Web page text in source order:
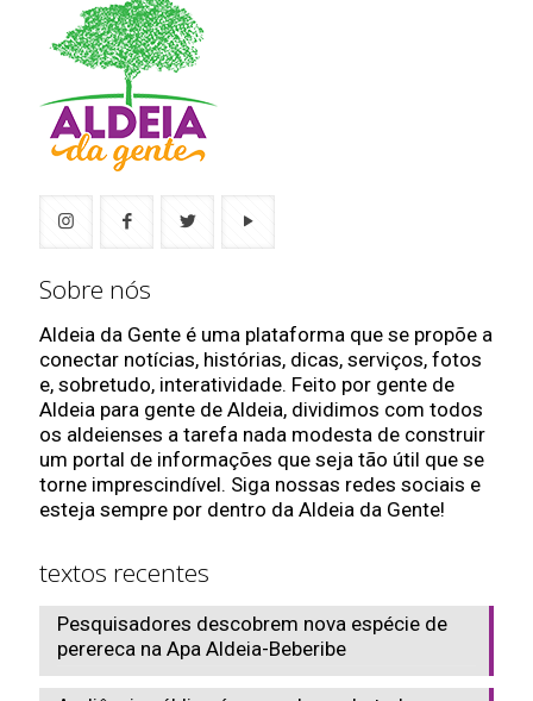
Sobre nós
Aldeia da Gente é uma plataforma que se propõe a
conectar notícias, histórias, dicas, serviços, fotos
e, sobretudo, interatividade. Feito por gente de
Aldeia para gente de Aldeia, dividimos com todos
os aldeienses a tarefa nada modesta de construir
um portal de informações que seja tão útil que se
torne imprescindível. Siga nossas redes sociais e
esteja sempre por dentro da Aldeia da Gente!
textos recentes
Pesquisadores descobrem nova espécie de
perereca na Apa Aldeia-Beberibe